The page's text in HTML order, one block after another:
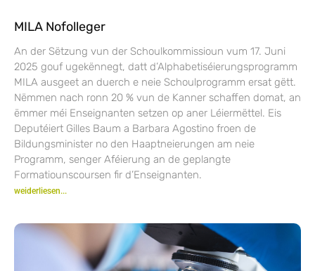
MILA Nofolleger
An der Sëtzung vun der Schoulkommissioun vum 17. Juni
2025 gouf ugekënnegt, datt d’Alphabetiséierungsprogramm
MILA ausgeet an duerch e neie Schoulprogramm ersat gëtt.
Nëmmen nach ronn 20 % vun de Kanner schaffen domat, an
ëmmer méi Enseignanten setzen op aner Léiermëttel. Eis
Deputéiert Gilles Baum a Barbara Agostino froen de
Bildungsminister no den Haaptneierungen am neie
Programm, senger Aféierung an de geplangte
Formatiounscoursen fir d’Enseignanten.
weiderliesen...